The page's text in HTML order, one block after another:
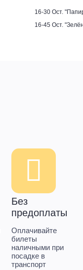
16-30 Ост.
16-45 Ост.
Без
предоплаты
Оплачивайте
билеты
наличными при
посадке в
транспорт